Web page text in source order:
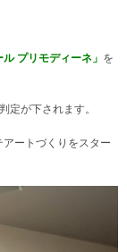
プリモディーネ」 を
定が下されます。
アートづくりをスター